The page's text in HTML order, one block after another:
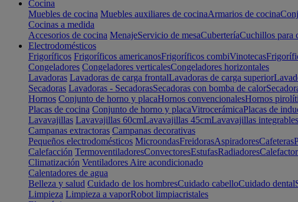
Cocina
Muebles de cocina Muebles auxiliares de cocinaArmarios de cocina
Cocinas a medida
Accesorios de cocina MenajeServicio de mesaCuberteríaCuchillos para
Electrodomésticos
Frigoríficos Frigoríficos americanosFrigoríficos combiVinotecas
Congeladores Congeladores verticalesCongeladores horizontales
Lavadoras Lavadoras de carga frontalLavadoras de carga superior
Secadoras Lavadoras - SecadorasSecadoras con bomba de calor
Hornos Conjunto de horno y placaHornos convencionalesHornos
Placas de cocina Conjunto de horno y placaVitrocerámicaPlacas de
Lavavajillas Lavavajillas 60cmLavavajillas 45cmLavavajillas integrables
Campanas extractoras Campanas decorativas
Pequeños electrodomésticos MicroondasFreidorasAspiradoresCafeteras
Calefacción TermoventiladoresConvectoresEstufasRadiadores
Climatización Ventiladores Aire acondicionado
Calentadores de agua
Belleza y salud Cuidado de los hombresCuidado cabelloCuidado dental
Limpieza Limpieza a vaporRobot limpiacristales